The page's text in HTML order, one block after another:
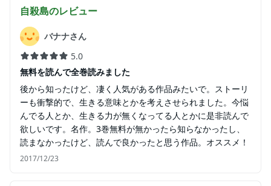
自殺島のレビュー
バナナさん
5.0
無料を読んで全巻読みました
後から知ったけど、凄く人気がある作品みたいで。ストーリ
ーも衝撃的で、生きる意味とかを考えさせられました。今悩
んでる人とか、生きる力が無くなってる人とかに是非読んで
欲しいです。名作。3巻無料が無かったら知らなかったし、
読まなかったけど、読んで良かったと思う作品。オススメ！
2017/12/23